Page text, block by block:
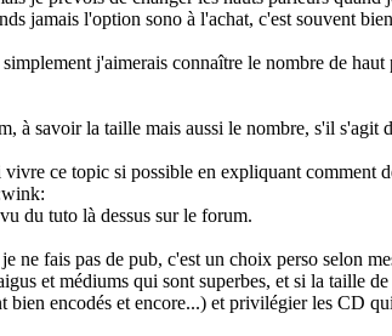
jamais l'option sono à l'achat, c'est souvent
j'aimerais connaître le nombre de
à savoir la taille mais aussi le nombre, s'il s'agit
ce topic si possible en expliquant
du tuto là dessus sur le forum.
ne fais pas de pub, c'est un choix perso selon
et médiums qui sont superbes, et si la taille
bien encodés et encore...) et privilégier les CD